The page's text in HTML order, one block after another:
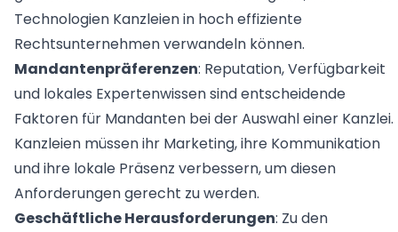
Knowliah
für Rechtsabteilungen in Unternehmen
Creditor Hub
für Unternehmen mit einer Vielzahl an Forderungen
Plattform
Documents
Dokumenten Management System
Smart Data
alle Unternehmens- und Insolvenzdaten, die Sie
Schreiben Sie uns an!
Advoware
Knowliah
Documents
Smart Data Business Information
Technologien Kanzleien in hoch effiziente
Rechtsunternehmen verwandeln können.
Mandantenpräferenzen: Reputation, Verfügbarkeit
und lokales Expertenwissen sind entscheidende
Faktoren für Mandanten bei der Auswahl einer Kanzlei.
Kanzleien müssen ihr Marketing, ihre Kommunikation
und ihre lokale Präsenz verbessern, um diesen
Anforderungen gerecht zu werden.
Geschäftliche Herausforderungen: Zu den